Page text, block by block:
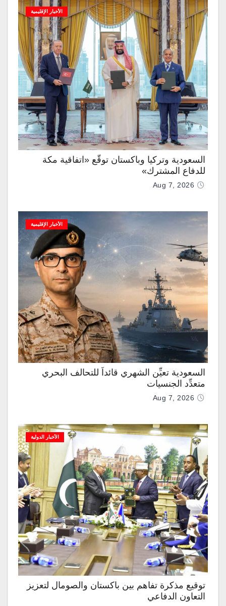
الأخبار الإقليمية
السعودية وتركيا وباكستان توقّع «اتفاقية مكة
للدفاع المشترك»
Aug 7, 2026
الأخبار الإقليمية
السعودية تعيِّن الشهري قائداً للتحالف البحري
متعدِّد الجنسيات
Aug 7, 2026
الأخبار الدولية
توقيع مذكرة تفاهم بين باكستان والصومال لتعزيز
التعاون الدفاعي